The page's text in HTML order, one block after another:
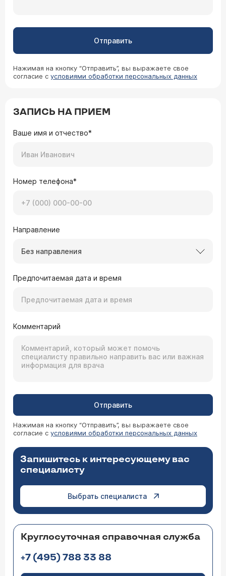
Отправить
Нажимая на кнопку “Отправить”, вы выражаете свое
согласие с условиями обработки персональных данных
ЗАПИСЬ НА ПРИЕМ
Ваше имя и отчество*
Номер телефона*
Направление
Без направления
Предпочитаемая дата и время
Комментарий
Отправить
Нажимая на кнопку “Отправить”, вы выражаете свое
согласие с условиями обработки персональных данных
Запишитесь к интересующему вас
специалисту
Выбрать специалиста
Круглосуточная справочная служба
+7 (495) 788 33 88